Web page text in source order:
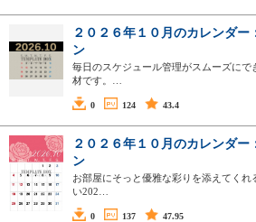
２０２６年１０月のカレンダー
ン
毎日のスケジュール管理がスムーズにで
材です。…
0 124 43.4
２０２６年１０月のカレンダー
ン
お部屋にそっと優雅な彩りを添えてくれ
い202…
0 137 47.95